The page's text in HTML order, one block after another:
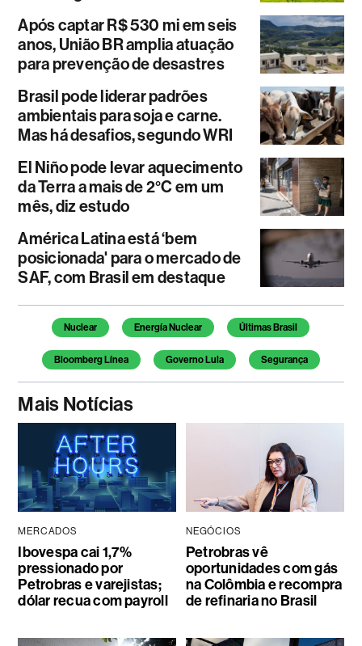
Após captar R$ 530 mi em seis
anos, União BR amplia atuação
para prevenção de desastres
Brasil pode liderar padrões
ambientais para soja e carne.
Mas há desafios, segundo WRI
El Niño pode levar aquecimento
da Terra a mais de 2°C em um
mês, diz estudo
América Latina está ‘bem
posicionada' para o mercado de
SAF, com Brasil em destaque
Temas deste artigo
Nuclear Energía Nuclear Últimas Brasil
Bloomberg Línea Governo Lula Segurança
Mais Notícias
MERCADOS
Ibovespa cai 1,7%
pressionado por
Petrobras e varejistas;
dólar recua com payroll
NEGÓCIOS
Petrobras vê
oportunidades com gás
na Colômbia e recompra
de refinaria no Brasil